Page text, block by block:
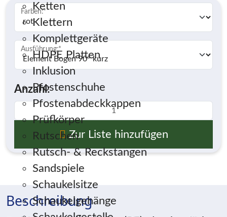
Ketten
Klettern
Komplettgeräte
HDPE Platten
Inklusion
Pfostenschuhe
Pfostenabdeckkappen
Prüfkörper
Rutschen
Rutsch- & Reckstangen
Sandspiele
Schaukelsitze
Schaukelgehänge
Farben:*
Ausführung:*
Anzahl:
Zur Liste hinzufügen
Beschreibung